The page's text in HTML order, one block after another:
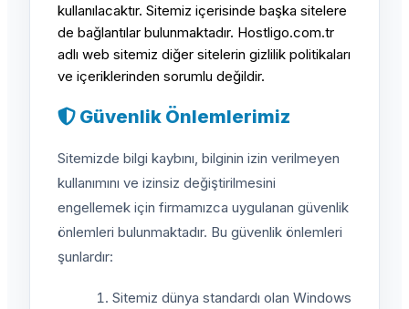
kullanılacaktır. Sitemiz içerisinde başka sitelere
de bağlantılar bulunmaktadır. Hostligo.com.tr
adlı web sitemiz diğer sitelerin gizlilik politikaları
ve içeriklerinden sorumlu değildir.
Güvenlik Önlemlerimiz
Sitemizde bilgi kaybını, bilginin izin verilmeyen
kullanımını ve izinsiz değiştirilmesini
engellemek için firmamızca uygulanan güvenlik
önlemleri bulunmaktadır. Bu güvenlik önlemleri
şunlardır:
Sitemiz dünya standardı olan Windows